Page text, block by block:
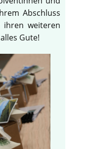
Abschluss
weiteren
Gute!